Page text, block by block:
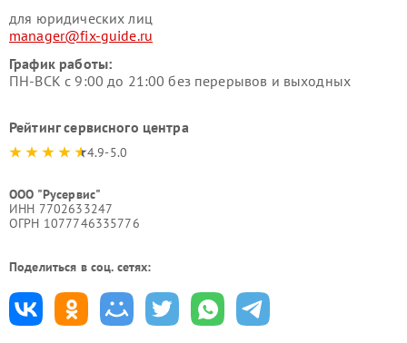
для юридических лиц
manager@fix-guide.ru
График работы:
ПН-ВСК с 9:00 до 21:00 без перерывов и выходных
Рейтинг сервисного центра
4.9-5.0
ООО "Русервис"
ИНН 7702633247
ОГРН 1077746335776
Поделиться в соц. сетях: